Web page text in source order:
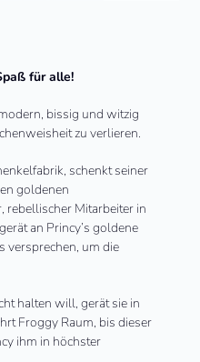
für alle!
bissig und witzig
zu verlieren.
schenkt seiner
goldenen
rebellischer Mitarbeiter in
an Princy’s goldene
versprechen, um die
halten will, gerät sie in
Froggy Raum, bis dieser
ihm in höchster